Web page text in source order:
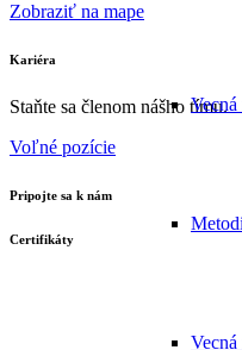
Zobraziť na mape
Kariéra
Staňte sa členom nášho tímu.
Voľné pozície
Pripojte sa k nám
Certifikáty